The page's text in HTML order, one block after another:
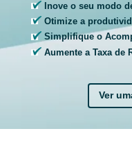
Inove o seu modo
Otimize a
Simplifique o
Aumente a Taxa de
Ver